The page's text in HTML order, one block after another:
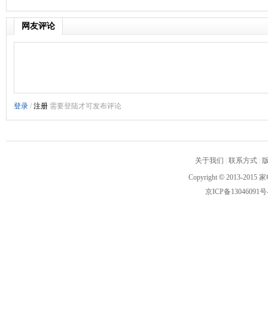
网友评论
关于我们 联系方式
Copyright © 2013-2015
京ICP备13046091号